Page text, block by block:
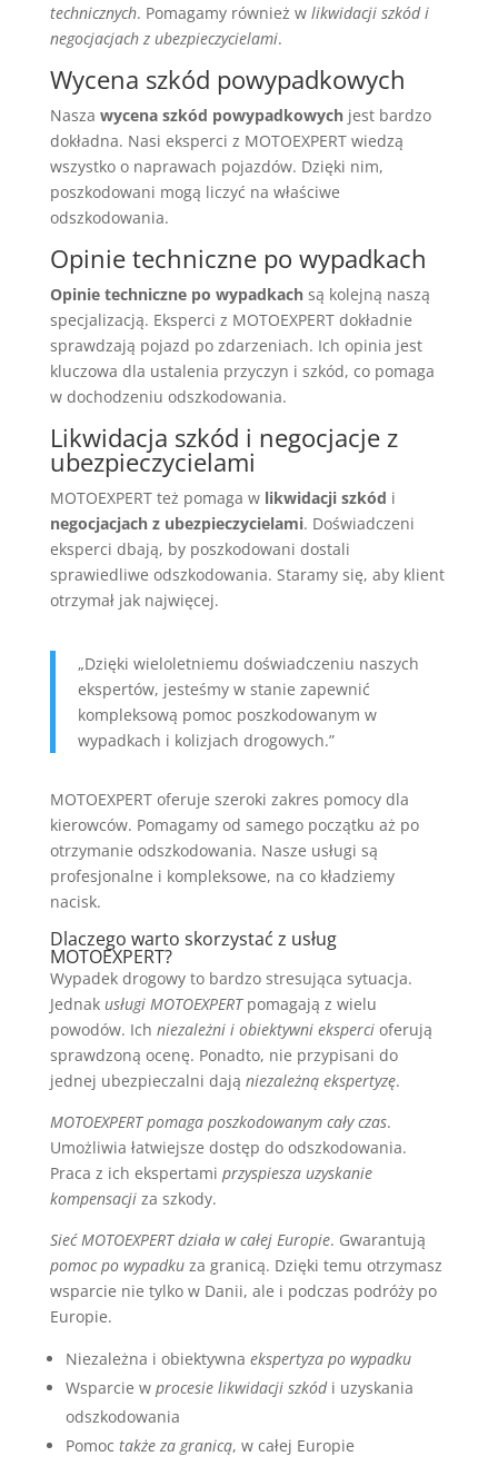
technicznych. Pomagamy również w likwidacji szkód i
negocjacjach z ubezpieczycielami.
Wycena szkód powypadkowych
Nasza wycena szkód powypadkowychjest bardzo
dokładna. Nasi eksperci z MOTOEXPERT wiedzą
wszystko o naprawach pojazdów. Dzięki nim,
poszkodowani mogą liczyć na właściwe
odszkodowania.
Opinie techniczne po wypadkach
Opinie techniczne po wypadkachsą kolejną naszą
specjalizacją. Eksperci z MOTOEXPERT dokładnie
sprawdzają pojazd po zdarzeniach. Ich opinia jest
kluczowa dla ustalenia przyczyn i szkód, co pomaga
w dochodzeniu odszkodowania.
Likwidacja szkód i negocjacje z
ubezpieczycielami
MOTOEXPERT też pomaga w likwidacji szkód i
negocjacjach z ubezpieczycielami. Doświadczeni
eksperci dbają, by poszkodowani dostali
sprawiedliwe odszkodowania. Staramy się, aby klient
otrzymał jak najwięcej.
„Dzięki wieloletniemu doświadczeniu naszych
ekspertów, jesteśmy w stanie zapewnić
kompleksową pomoc poszkodowanym w
wypadkach i kolizjach drogowych.”
MOTOEXPERT oferuje szeroki zakres pomocy dla
kierowców. Pomagamy od samego początku aż po
otrzymanie odszkodowania. Nasze usługi są
profesjonalne i kompleksowe, na co kładziemy
nacisk.
Dlaczego warto skorzystać z usług
MOTOEXPERT?
Wypadek drogowy to bardzo stresująca sytuacja.
Jednak usługi MOTOEXPERTpomagają z wielu
powodów. Ich niezależni i obiektywni ekspercioferują
sprawdzoną ocenę. Ponadto, nie przypisani do
jednej ubezpieczalni dają niezależną ekspertyzę.
MOTOEXPERT pomaga poszkodowanym cały czas.
Umożliwia łatwiejsze dostęp do odszkodowania.
Praca z ich ekspertami przyspiesza uzyskanie
kompensacjiza szkody.
Sieć MOTOEXPERT działa w całej Europie. Gwarantują
pomoc po wypadkuza granicą. Dzięki temu otrzymasz
wsparcie nie tylko w Danii, ale i podczas podróży po
Europie.
Niezależna i obiektywna ekspertyza po wypadku
Wsparcie w procesie likwidacji szkódi uzyskania
odszkodowania
Pomoc także za granicą, w całej Europie